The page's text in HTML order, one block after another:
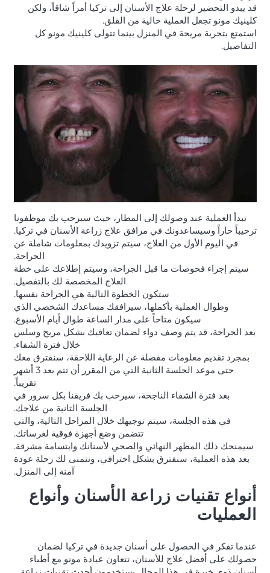
قد يبدو التحضير لرحلة علاج الأسنان إلى تركيا أمراً شاقاً، ولكن
كلينيك مونو تجعل العملية خالية من القلق.
استمتع بتجربة مريحة في المنزل بينما تتولى كلينيك مونو كل
التفاصيل.
تبدأ العملية عند وصولك إلى المطار، حيث سيرحب بك موظفونا
ترحيباً حاراً وسيساعدونك في مرافق علاج زراعة الأسنان في تركيا.
في اليوم الأول من العلاج، سيتم تزويدك بمعلومات شاملة عن
الجراحة.
سيتم إجراء فحوصات ما قبل الجراحة، وسيتم إطلاعك على خطة
العلاج المخصصة لك بالتفصيل.
ستكون الخطوة التالية هي الجراحة نفسها.
وطوال العملية بأكملها، سيرافقك مساعدك الشخصي الذي
سيكون متاحاً على مدار الساعة طوال أيام الأسبوع.
بعد الجراحة، قد يتم وصف دواء لضمان تعافيك بشكل مريح وسلس
خلال فترة الشفاء.
بمجرد تقديم معلومات مفصلة عن الرعاية اللاحقة، سنفترق معك
حتى موعد الجلسة الثانية التي من المقرر أن تتم بعد 3 أشهر
تقريباً.
بعد فترة الشفاء الناجحة، سيرحب بك فريقنا بكل سرور في
الجلسة الثانية من علاجك.
في هذه الجلسة، سيتم توجيهك خلال المراحل التالية، والتي
تتضمن وضع أجهزة فوقية لغرساتك.
سيمنحك ذلك المظهر النهائي والصحي لأسنانك وابتسامة مشرقة.
بعد هذه العملية، سنفترق بشكل احترافي، ونتمنى لك رحلة عودة
آمنة إلى المنزل.
أنواع تقنيات زراعة الأسنان وأنواع
العمليات
عندما تفكر في الحصول على أسنان جديدة في تركيا لضمان
حصولك على أفضل علاج للأسنان، تتعاون عيادة مونو مع أطباء